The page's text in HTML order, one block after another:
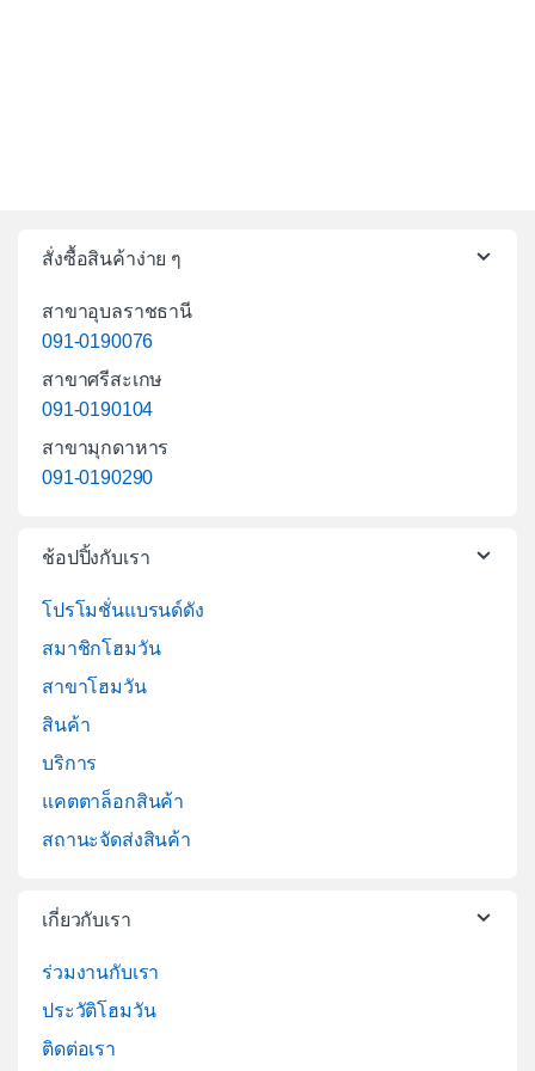
สั่งซื้อสินค้าง่าย ๆ
สาขาอุบลราชธานี
091-0190076
สาขาศรีสะเกษ
091-0190104
สาขามุกดาหาร
091-0190290
ช้อปปิ้งกับเรา
โปรโมชั่นแบรนด์ดัง
สมาชิกโฮมวัน
สาขาโฮมวัน
สินค้า
บริการ
แคตตาล็อกสินค้า
สถานะจัดส่งสินค้า
เกี่ยวกับเรา
ร่วมงานกับเรา
ประวัติโฮมวัน
ติดต่อเรา